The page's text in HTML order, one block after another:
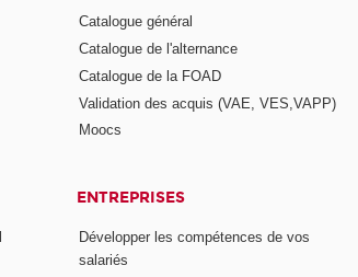
Catalogue général
Catalogue de l'alternance
Catalogue de la FOAD
Validation des acquis (VAE, VES,VAPP)
Moocs
ENTREPRISES
Développer les compétences de vos
salariés